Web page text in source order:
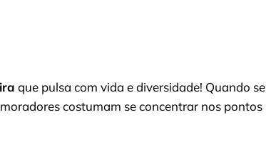
que pulsa com vida e diversidade! Quando se
costumam se concentrar nos pontos